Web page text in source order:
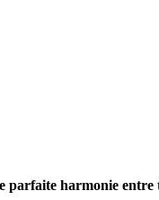
parfaite harmonie